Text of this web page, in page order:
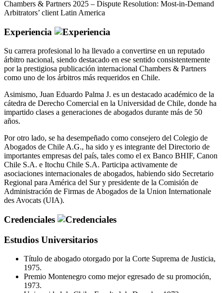
Chambers & Partners 2025 – Dispute Resolution: Most-in-Demand
Arbitrators’ client Latin America
Experiencia
Su carrera profesional lo ha llevado a convertirse en un reputado
árbitro nacional, siendo destacado en ese sentido consistentemente
por la prestigiosa publicación internacional Chambers & Partners
como uno de los árbitros más requeridos en Chile.
Asimismo, Juan Eduardo Palma J. es un destacado académico de la
cátedra de Derecho Comercial en la Universidad de Chile, donde ha
impartido clases a generaciones de abogados durante más de 50
años.
Por otro lado, se ha desempeñado como consejero del Colegio de
Abogados de Chile A.G., ha sido y es integrante del Directorio de
importantes empresas del país, tales como el ex Banco BHIF, Canon
Chile S.A. e Itochu Chile S.A. Participa activamente de
asociaciones internacionales de abogados, habiendo sido Secretario
Regional para América del Sur y presidente de la Comisión de
Administración de Firmas de Abogados de la Union Internationale
des Avocats (UIA).
Credenciales
Estudios Universitarios
Título de abogado otorgado por la Corte Suprema de Justicia,
1975.
Premio Montenegro como mejor egresado de su promoción,
1973.